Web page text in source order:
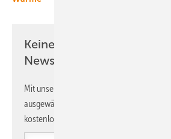
Keine Zeit? Kein Problem
Newsletter!
Mit unserem Newsletter erhalten Sie
ausgewählte Informationen und
kostenlos direkt ins Postfach.